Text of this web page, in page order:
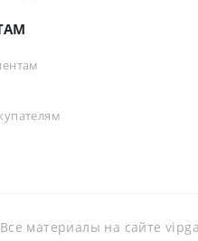
материалы на сайте